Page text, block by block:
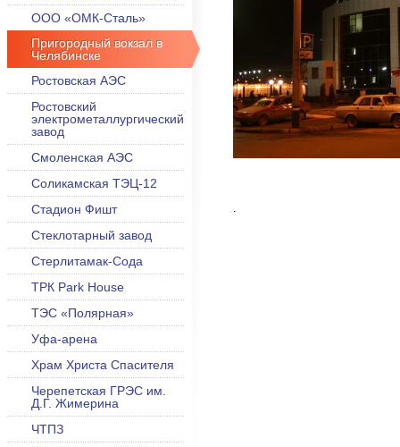
ООО «ОМК-Сталь»
Пригородный вокзал в
Челябинске
Ростовская АЭС
Ростовский
электрометаллургический
завод
Смоленская АЭС
Соликамская ТЭЦ-12
Стадион Фишт
Стеклотарный завод
Стерлитамак-Сода
ТРК Park House
ТЭС «Полярная»
Уфа-арена
Храм Христа Спасителя
Черепетская ГРЭС им.
Д.Г. Жимерина
ЧТПЗ